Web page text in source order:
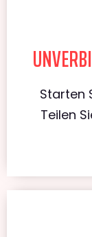
Starten
Teilen